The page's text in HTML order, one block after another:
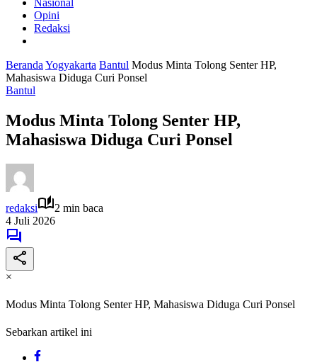
Nasional
Opini
Redaksi
Beranda Yogyakarta Bantul Modus Minta Tolong Senter HP,
Mahasiswa Diduga Curi Ponsel
Bantul
Modus Minta Tolong Senter HP,
Mahasiswa Diduga Curi Ponsel
redaksi
2 min baca
4 Juli 2026
×
Modus Minta Tolong Senter HP, Mahasiswa Diduga Curi Ponsel
Sebarkan artikel ini